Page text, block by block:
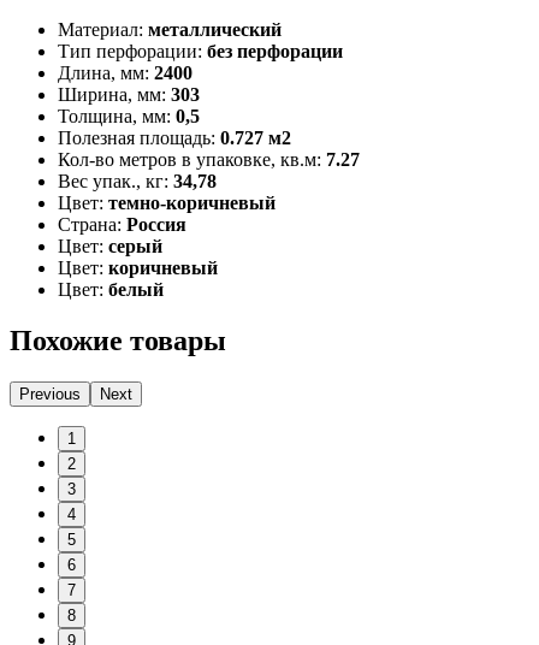
Материал: металлический
Тип перфорации: без перфорации
Длина, мм: 2400
Ширина, мм: 303
Толщина, мм: 0,5
Полезная площадь: 0.727 м2
Кол-во метров в упаковке, кв.м: 7.27
Вес упак., кг: 34,78
Цвет: темно-коричневый
Страна: Россия
Цвет: серый
Цвет: коричневый
Цвет: белый
Похожие товары
Previous Next
1
2
3
4
5
6
7
8
9